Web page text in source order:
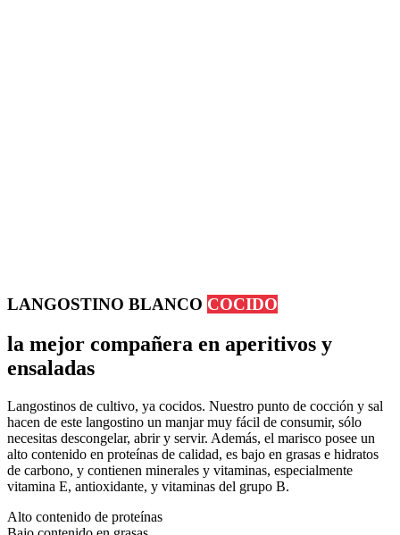
LANGOSTINO BLANCO COCIDO
la mejor compañera en aperitivos y
ensaladas
Langostinos de cultivo, ya cocidos. Nuestro punto de cocción y sal
hacen de este langostino un manjar muy fácil de consumir, sólo
necesitas descongelar, abrir y servir. Además, el marisco posee un
alto contenido en proteínas de calidad, es bajo en grasas e hidratos
de carbono, y contienen minerales y vitaminas, especialmente
vitamina E, antioxidante, y vitaminas del grupo B.
Alto contenido de proteínas